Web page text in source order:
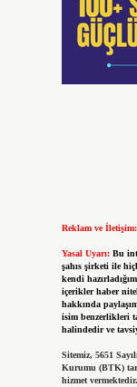
Reklam ve İletişim:
Yasal Uyarı: Bu
şahıs şirketi ile
kendi
içerikler haber
hakkında
isim benzerlikleri
halindedir ve
Sitemiz, 5651
Kurumu (BTK)
hizmet